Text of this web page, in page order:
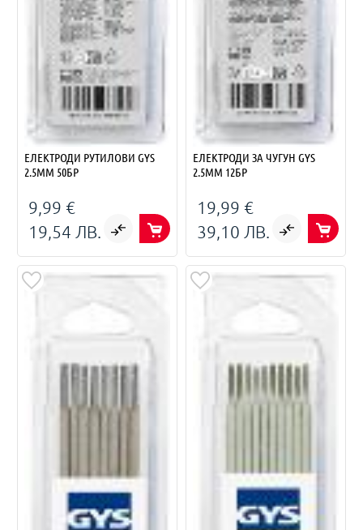
ЕЛЕКТРОДИ РУТИЛОВИ GYS
2.5ММ 50БР
9,99 €
19,54 ЛВ.
ЕЛЕКТРОДИ ЗА ЧУГУН GYS
2.5MM 12БР
19,99 €
39,10 ЛВ.